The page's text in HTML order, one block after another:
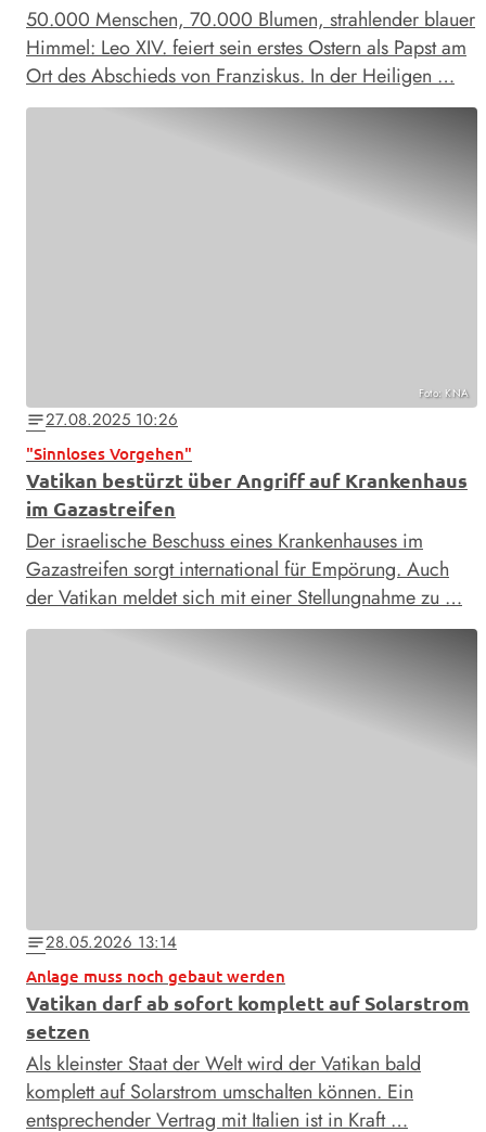
50.000 Menschen, 70.000 Blumen, strahlender blauer
Himmel: Leo XIV. feiert sein erstes Ostern als Papst am
Ort des Abschieds von Franziskus. In der Heiligen …
Foto: KNA
notes27.08.2025 10:26
"Sinnloses Vorgehen"
Vatikan bestürzt über Angriff auf Krankenhaus
im Gazastreifen
Der israelische Beschuss eines Krankenhauses im
Gazastreifen sorgt international für Empörung. Auch
der Vatikan meldet sich mit einer Stellungnahme zu …
notes28.05.2026 13:14
Anlage muss noch gebaut werden
Vatikan darf ab sofort komplett auf Solarstrom
setzen
Als kleinster Staat der Welt wird der Vatikan bald
komplett auf Solarstrom umschalten können. Ein
entsprechender Vertrag mit Italien ist in Kraft …